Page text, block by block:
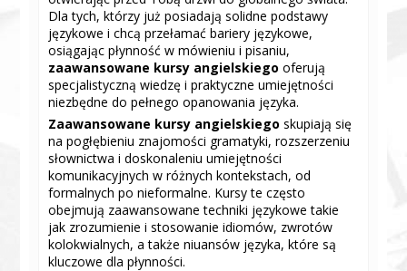
Dla tych, którzy już posiadają solidne podstawy
językowe i chcą przełamać bariery językowe,
osiągając płynność w mówieniu i pisaniu,
zaawansowane kursy angielskiego oferują
specjalistyczną wiedzę i praktyczne umiejętności
niezbędne do pełnego opanowania języka.
Zaawansowane kursy angielskiego skupiają się
na pogłębieniu znajomości gramatyki, rozszerzeniu
słownictwa i doskonaleniu umiejętności
komunikacyjnych w różnych kontekstach, od
formalnych po nieformalne. Kursy te często
obejmują zaawansowane techniki językowe takie
jak zrozumienie i stosowanie idiomów, zwrotów
kolokwialnych, a także niuansów języka, które są
kluczowe dla płynności.